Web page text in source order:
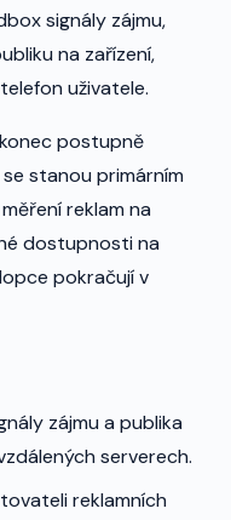
signály zájmu,
na zařízení,
uživatele.
postupně
stanou primárním
reklam na
dostupnosti na
pokračují v
zájmu a publika
serverech.
reklamních